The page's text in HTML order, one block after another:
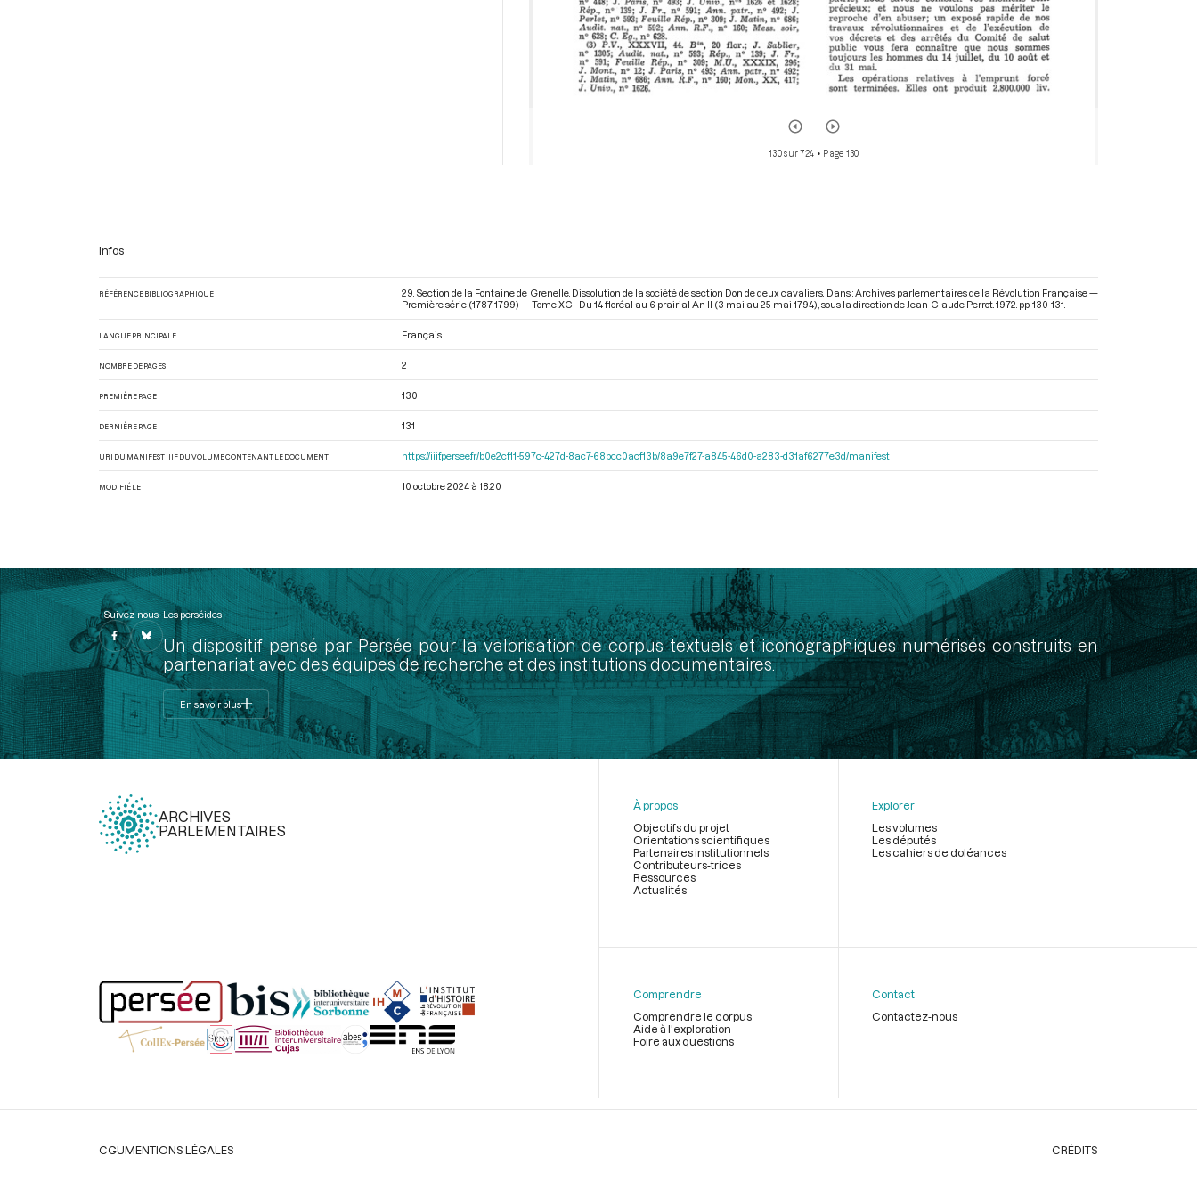
130 sur 724 • Page 130
Infos
RÉFÉRENCE BIBLIOGRAPHIQUE
29. Section de la Fontaine de Grenelle. Dissolution de la société de section Don de deux cavaliers. Dans : Archives parlementaires de la Révolution Française —
Première série (1787-1799) — Tome XC - Du 14 floréal au 6 prairial An II (3 mai au 25 mai 1794) , sous la direction de Jean-Claude Perrot. 1972. pp. 130-131.
LANGUE PRINCIPALE Français
NOMBRE DE PAGES 2
PREMIÈRE PAGE 130
DERNIÈRE PAGE 131
URI DU MANIFEST IIIF DU VOLUME CONTENANT LE DOCUMENT https://iiif.persee.fr/b0e2cf11-597c-427d-8ac7-68bcc0acf13b/8a9e7f27-a845-46d0-a283-d31af6277e3d/manifest
MODIFIÉ LE 10 octobre 2024 à 18:20
Suivez-nous Les perséides
Un dispositif pensé par Persée pour la valorisation de corpus textuels et iconographiques numérisés construits en
partenariat avec des équipes de recherche et des institutions documentaires.
En savoir plus
ARCHIVES
PARLEMENTAIRES
page
À propos
Objectifs du projet
Orientations scientifiques
Partenaires institutionnels
Contributeurs-trices
Ressources
Actualités
Explorer
Les volumes
Les députés
Les cahiers de doléances
Comprendre
Comprendre le corpus
Aide à l'exploration
Foire aux questions
Contact
Contactez-nous
Légal
CGUMENTIONS LÉGALES CRÉDITS